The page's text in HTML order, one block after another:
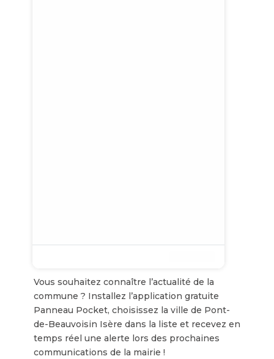
Vous souhaitez connaître l’actualité de la
commune ? Installez l’application gratuite
Panneau Pocket, choisissez la ville de Pont-
de-Beauvoisin Isère dans la liste et recevez en
temps réel une alerte lors des prochaines
communications de la mairie !